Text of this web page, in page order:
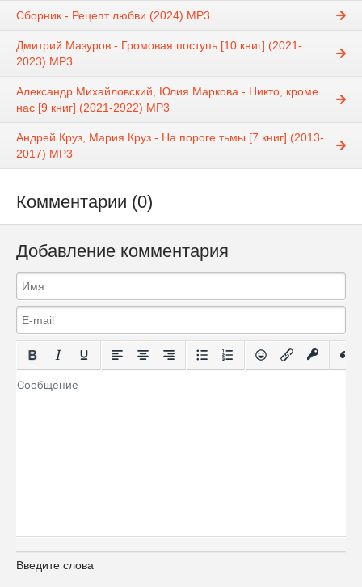
Сборник - Рецепт любви (2024) MP3
Дмитрий Мазуров - Громовая поступь [10 книг] (2021-
2023) MP3
Александр Михайловский, Юлия Маркова - Никто, кроме
нас [9 книг] (2021-2922) МР3
Андрей Круз, Мария Круз - На пороге тьмы [7 книг] (2013-
2017) МР3
Комментарии (0)
Добавление комментария
Введите слова